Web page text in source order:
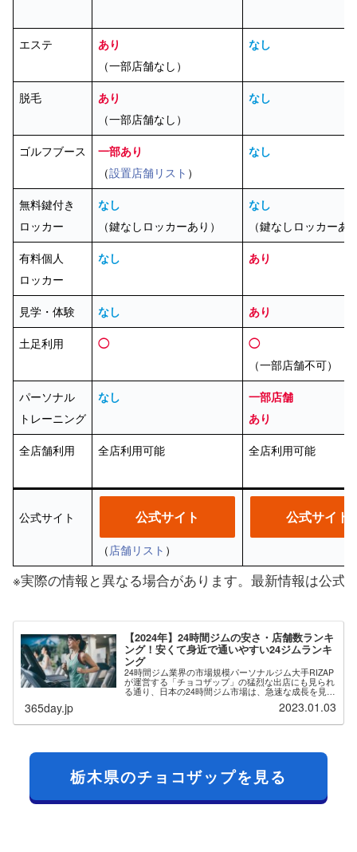
エステ あり
（一部店舗なし）
なし
脱毛 あり
（一部店舗なし）
なし
ゴルフブース 一部あり
（設置店舗リスト ）
なし
無料鍵付き
ロッカー
なし
（鍵なしロッカーあり）
なし
（鍵なしロッカーあ
有料個人
ロッカー
なし あり
見学・体験 なし あり
土足利用 ◯ ◯
（一部店舗不可）
パーソナル
トレーニング
なし
一部店舗
あり
全店舗利用 全店利用可能 全店利用可能
公式サイト 公式サイト
（店舗リスト ）
公式サイト
※実際の情報と異なる場合があります。最新情報は公式
【2024年】24時間ジムの安さ・店舗数ランキ
ング！安くて身近で通いやすい24ジムランキ
ング
24時間ジム業界の市場規模パーソナルジム大手RIZAP
が運営する「チョコザップ」の猛烈な出店にも見られ
る通り、日本の24時間ジム市場は、急速な成長を見せ
ムの導入により、運営コストを下げた低価格...
365day.jp 2023.01.03
栃木県のチョコザップを見る